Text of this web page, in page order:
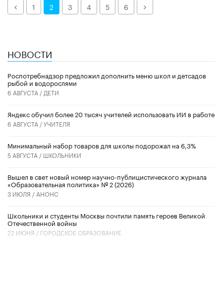
Назад1 2 3 4 5 6 Далее
НОВОСТИ
Роспотребнадзор предложил дополнить меню школ и детсадов
рыбой и водорослями
6 АВГУСТА / ДЕТИ
​Яндекс обучил более 20 тысяч учителей использовать ИИ в работе
6 АВГУСТА /УЧИТЕЛЯ
Минимальный набор товаров для школы подорожал на 6,3%
5 АВГУСТА / ШКОЛЬНИКИ
Вышел в свет новый номер научно-публицистического журнала
«Образовательная политика» № 2 (2026)
3 ИЮЛЯ / АНОНС
Школьники и студенты Москвы почтили память героев Великой
Отечественной войны
22 ИЮНЯ / ГОРОДСКОЕ ОБРАЗОВАНИЕ